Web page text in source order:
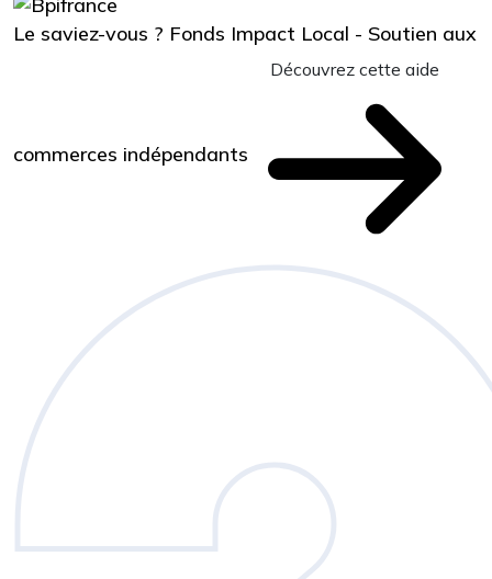
Le saviez-vous ? Fonds Impact Local - Soutien aux
commerces indépendants
Découvrez cette aide